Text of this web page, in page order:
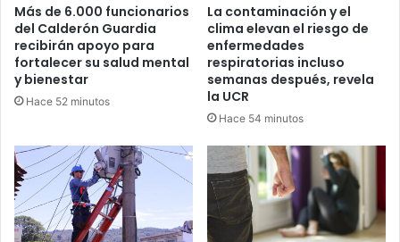
Más de 6.000 funcionarios
del Calderón Guardia
recibirán apoyo para
fortalecer su salud mental
y bienestar
Hace 52 minutos
La contaminación y el
clima elevan el riesgo de
enfermedades
respiratorias incluso
semanas después, revela
la UCR
Hace 54 minutos